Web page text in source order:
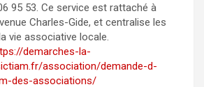
95 53. Ce service est rattaché à
Charles-Gide, et centralise les
vie associative locale.
demarches-la-
association/demande-d-
des-associations/